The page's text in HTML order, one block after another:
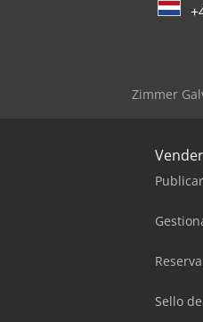
Zimmer
Vender
Sello